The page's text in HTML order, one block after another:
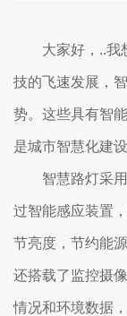
大家好，..我
技的飞速发展，
势。这些具有智
是城市智慧化建
智慧路灯采
过智能感应装置
节亮度，节约能
还搭载了监控摄
情况和环境数据